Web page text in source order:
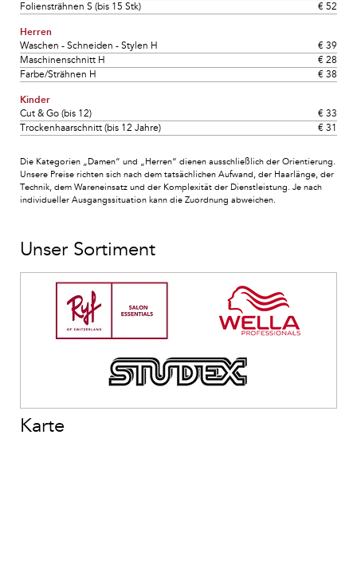
Foliensträhnen S (bis 15 Stk)
€ 52
Herren
Waschen - Schneiden - Stylen H
€ 39
Maschinenschnitt H
€ 28
Farbe/Strähnen H
€ 38
Kinder
Cut & Go (bis 12)
€ 33
Trockenhaarschnitt (bis 12 Jahre)
€ 31
Die Kategorien „Damen“ und „Herren“ dienen ausschließlich der Orientierung.
Unsere Preise richten sich nach dem tatsächlichen Aufwand, der Haarlänge, der
Technik, dem Wareneinsatz und der Komplexität der Dienstleistung. Je nach
individueller Ausgangssituation kann die Zuordnung abweichen.
Unser Sortiment
Karte